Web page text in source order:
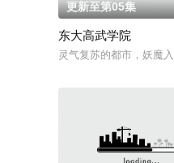
更新至第05集
东大高武学院
灵气复苏的都市，妖魔